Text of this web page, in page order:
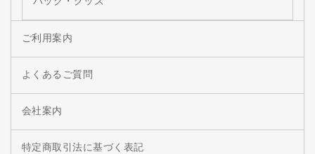
ご利用案内
よくあるご質問
会社案内
特定商取引法に基づく表記